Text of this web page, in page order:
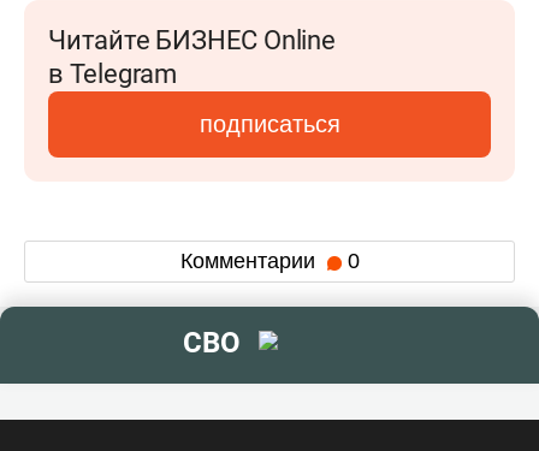
Читайте БИЗНЕС Online
в Telegram
подписаться
Комментарии 0
СВО